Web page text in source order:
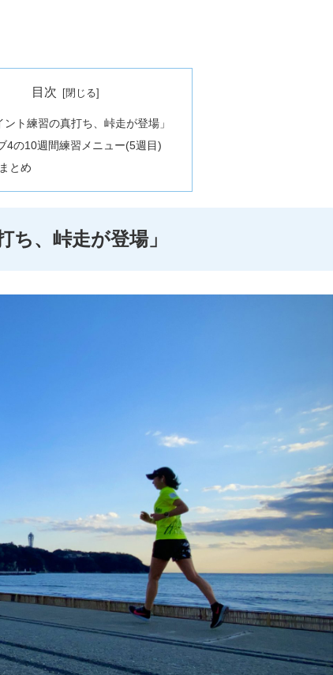
目次
ント練習の真打ち、峠走が登場」
4の10週間練習メニュー(5週目)
まとめ
ち、峠走が登場」